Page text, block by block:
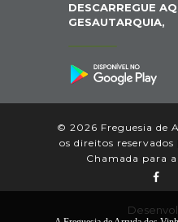
DESCARREGUE
GESAUTARQUIA,
© 2026 Freguesia de
os direitos reservados |
Chamada para